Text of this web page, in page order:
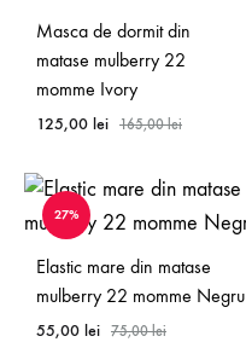
Masca de dormit din
matase mulberry 22
momme Ivory
125,00 lei 165,00lei
27%
Elastic mare din matase
mulberry 22 momme Negru
55,00 lei 75,00lei